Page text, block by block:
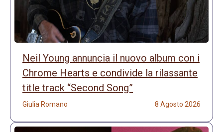
Neil Young annuncia il nuovo album con i
Chrome Hearts e condivide la rilassante
title track “Second Song”
Giulia Romano 8 Agosto 2026